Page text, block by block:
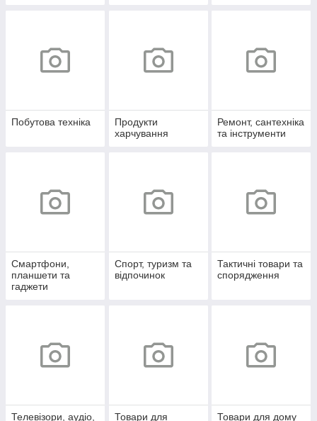
Побутова техніка
Продукти
харчування
Ремонт, сантехніка
та інструменти
Смартфони,
планшети та
гаджети
Спорт, туризм та
відпочинок
Тактичні товари та
спорядження
Телевізори, аудіо,
Товари для
Товари для дому